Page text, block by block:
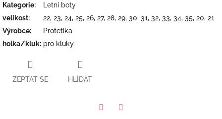
Kategorie:
Letní boty
velikost:
22, 23, 24, 25, 26, 27, 28, 29, 30, 31, 32, 33, 34, 35, 20, 21
Výrobce:
Protetika
holka/kluk: pro kluky
ZEPTAT SE HLÍDAT